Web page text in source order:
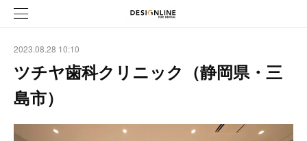
2023.08.28 10:10
ツチヤ歯科クリニック（静岡県・三
島市）